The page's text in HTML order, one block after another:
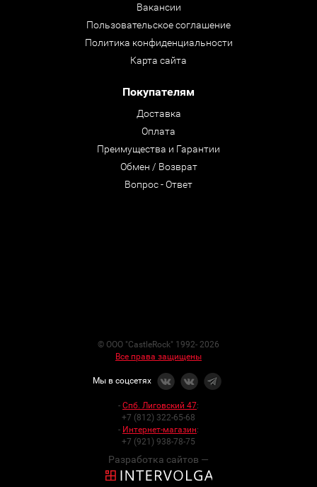
Вакансии
Пользовательское соглашение
Политика конфиденциальности
Карта сайта
Покупателям
Доставка
Оплата
Преимущества и Гарантии
Обмен / Возврат
Вопрос - Ответ
© ООО "CastleRock" 1992- 2026
Все права защищены
Мы в соцсетях
- Спб. Лиговский 47:
+7 (812) 322-65-68
- Интернет-магазин:
+7 (921) 938-78-75
Разработка сайтов —